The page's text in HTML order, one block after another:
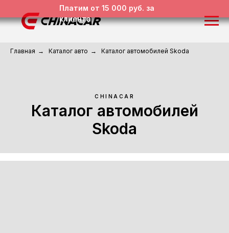
Платим от 15 000 руб. за
клиента
Главная → Каталог авто → Каталог автомобилей Skoda
CHINACAR
Каталог автомобилей
Skoda